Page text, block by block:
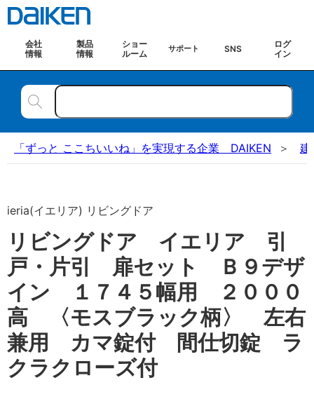
会社
情報
製品
情報
ショー
ルーム
サポート SNS
ログ
イン
「ずっと ここちいいね」を実現する企業 DAIKEN 建
ieria(イエリア) リビングドア
リビングドア イエリア 引
戸・片引 扉セット Ｂ９デザ
イン １７４５幅用 ２０００
高 〈モスブラック柄〉 左右
兼用 カマ錠付 間仕切錠 ラ
クラクローズ付